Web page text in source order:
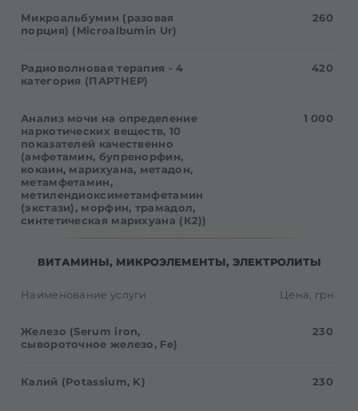
Микроальбумин (разовая
порция) (Microalbumin Ur)
260
Радиоволновая терапия - 4
категория (ПАРТНЕР)
420
Анализ мочи на определение
наркотических веществ, 10
показателей качественно
(амфетамин, бупренорфин,
кокаин, марихуана, метадон,
метамфетамин,
метилендиоксиметамфетамин
(экстази), морфин, трамадол,
синтетическая марихуана (К2))
1 000
ВИТАМИНЫ, МИКРОЭЛЕМЕНТЫ, ЭЛЕКТРОЛИТЫ
Наименование услуги Цена, грн.
Железо (Serum iron,
сывороточное железо, Fe)
230
Калий (Potassium, K) 230